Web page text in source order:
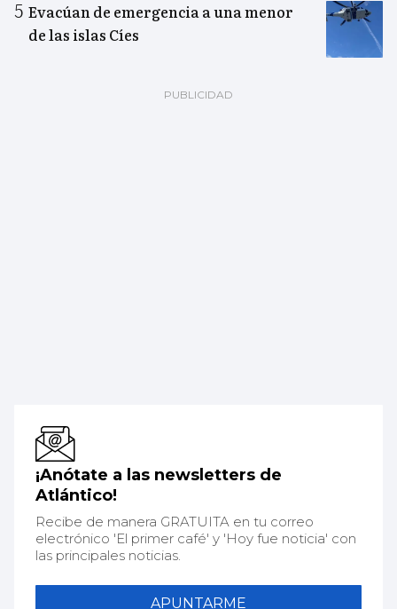
Evacúan de emergencia a una menor
de las islas Cíes
¡Anótate a las newsletters de
Atlántico!
Recibe de manera GRATUITA en tu correo
electrónico 'El primer café' y 'Hoy fue noticia' con
las principales noticias.
APUNTARME